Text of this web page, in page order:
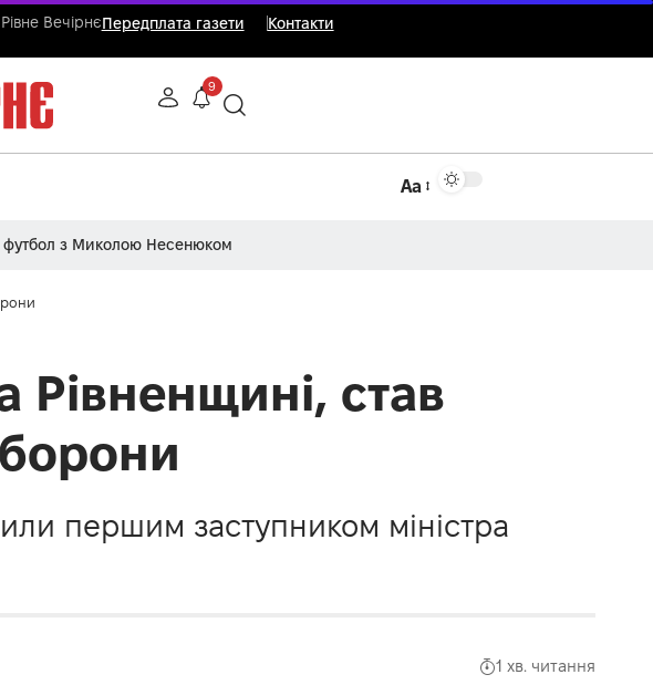
Рівне ВечірнєПередплата газети Контакти
9
Аа
з Миколою Несенюком
Рівненщині, став
першим заступником міністра
1 хв. читання